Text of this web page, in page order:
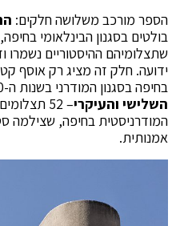
הספר מורכב משלושה חלקים:
בולטים בסגנון הבינלאומי בחיפה,
שתצלומיהם ההיסטוריים נשמרו
ידועה. חלק זה מציג רק אוסף
בחיפה בסגנון המודרני בשנות ה-30 של המאה ה-20.
השלישי והעיקרי
– 52
המודרניסטית בחיפה, שצילמה
אמנותית.